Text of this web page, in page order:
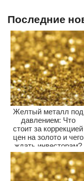
Последние
Желтый металл под
давлением: Что
стоит за коррекцией
цен на золото и чего
ждать инвесторам?